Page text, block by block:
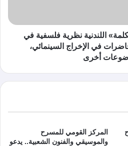
اللندنية نظرية فلسفية في
في الإخراج السينمائي،
أخرى
المركز القومي للمسرح
والموسيقي والفنون الشعبية.. يدعو